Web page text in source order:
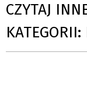
CZYTAJ
KATEGORII: